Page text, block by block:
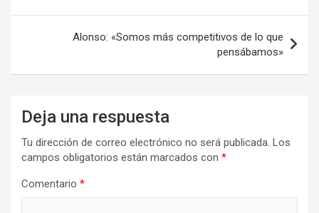
Alonso: «Somos más competitivos de lo que
pensábamos»
Deja una respuesta
Tu dirección de correo electrónico no será publicada. Los
campos obligatorios están marcados con *
Comentario *